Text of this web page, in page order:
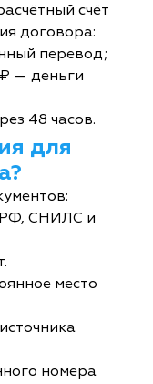
счёт
договора:
перевод;
— деньги
48 часов.
для
СНИЛС и
место
номера